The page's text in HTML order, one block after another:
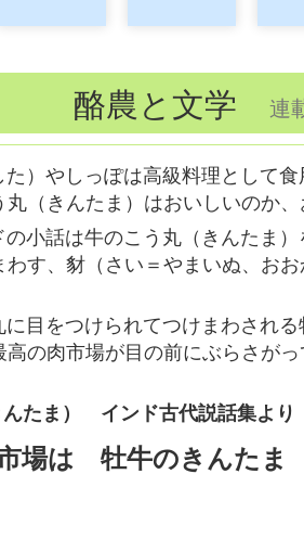
酪農と文学連
）やしっぽは高級料理として
丸（きんたま）はおいしいのか、
の小話は牛のこう丸（きんたま
す、豺（さい＝やまいぬ、お
に目をつけられてつけまわされ
の肉市場が目の前にぶらさがっ
たま） インド古代説話集より
場は 牡牛のきんたま